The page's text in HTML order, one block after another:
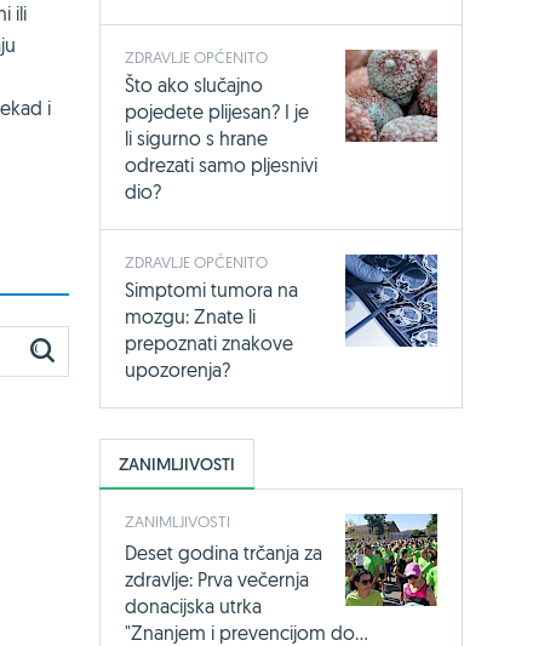
ili
i
ZDRAVLJE OPĆENITO
Što ako slučajno
pojedete plijesan? I je
li sigurno s hrane
odrezati samo pljesnivi
dio?
ZDRAVLJE OPĆENITO
Simptomi tumora na
mozgu: Znate li
prepoznati znakove
upozorenja?
ZANIMLJIVOSTI
ZANIMLJIVOSTI
Deset godina trčanja za
zdravlje: Prva večernja
donacijska utrka
"Znanjem i prevencijom do...